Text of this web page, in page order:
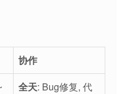
协作
全天: Bug修复, 代